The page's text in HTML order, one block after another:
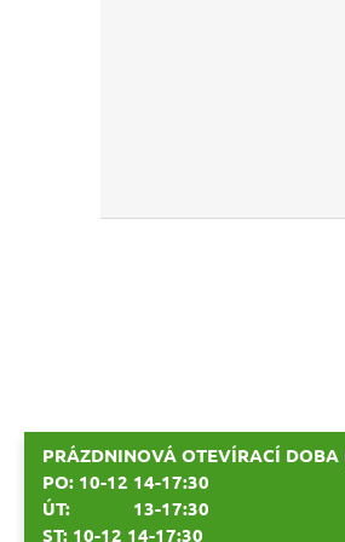
PRÁZDNINOVÁ OTEVÍRACÍ
PO: 10-12 14-17:30
ÚT: 13-17:30
ST: 10-12 14-17:30